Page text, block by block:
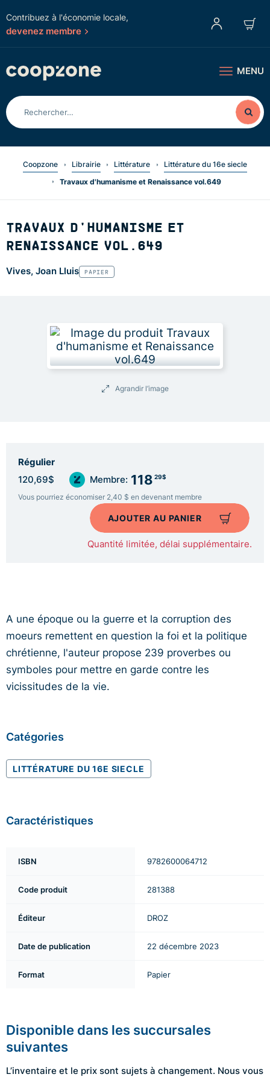
Contribuez à l'économie locale,
devenez membre
MENU
Coopzone Librairie Littérature
Littérature du 16e siecle
Travaux d'humanisme et Renaissance vol.649
TRAVAUX D'HUMANISME ET
RENAISSANCE VOL.649
Vives, Joan Lluis PAPIER
Agrandir l’image
Régulier
120,69$ Membre: 118 29$
Vous pourriez économiser 2,40 $ en devenant membre
AJOUTER AU PANIER
Quantité limitée, délai supplémentaire.
A une époque ou la guerre et la corruption des
moeurs remettent en question la foi et la politique
chrétienne, l'auteur propose 239 proverbes ou
symboles pour mettre en garde contre les
vicissitudes de la vie.
Catégories
LITTÉRATURE DU 16E SIECLE
Caractéristiques
ISBN 9782600064712
Code produit 281388
Éditeur DROZ
Date de publication 22 décembre 2023
Format Papier
Disponible dans les succursales
suivantes
L’inventaire et le prix sont sujets à changement. Nous vous